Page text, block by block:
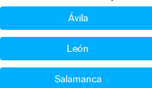
Ávila
León
Salamanca